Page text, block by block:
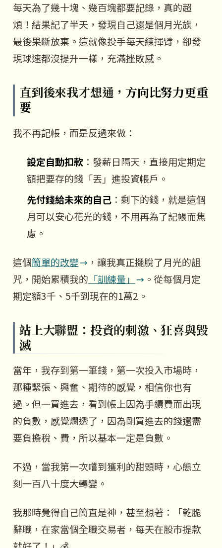
每天為了幾十塊、幾百塊都要記錄，真的超
煩！結果記了半天，發現自己還是個月光族，
最後果斷放棄。這就像投手每天練揮臂，卻發
現球速都沒提升一樣，充滿挫敗感。
直到後來我才想通， 方向比努力更重
要
我不再記帳，而是反過來做：
設定自動扣款：發薪日隔天，直接用定期定
額把要存的錢「丟」進投資帳戶。
先付錢給未來的自己：剩下的錢，就是這個
月可以安心花光的錢，不用再為了記帳而焦
慮。
這個簡單的改變
，讓我真正擺脫了月光的詛
咒，開始累積我的 「訓練量」
。從每個月定
期定額3千、5千到現在的1萬2。
站上大聯盟：投資的刺激、狂喜與毀
滅
當年，我存到第一筆錢，第一次投入市場時，
那種緊張、興奮、期待的感覺，相信你也有
過。但一買進去，看到帳上因為手續費而出現
的負數，感覺爛透了，因為剛買進去的錢還需
要負擔稅、費，所以基本一定是負數。
不過，當我第一次嚐到獲利的甜頭時，心態立
刻一百八十度大轉變。
我那時覺得自己簡直是神，甚至想著：「乾脆
辭職，在家當個全職交易者，每天在股市提款